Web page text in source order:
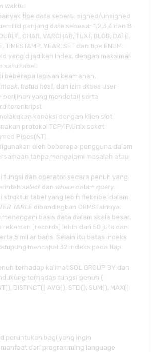
waktu.
tipe data seperti: signed/unsigned
panjang data sebesar 1,2,3,4 dan 8
CHAR, VARCHAR, TEXT, BLOB, DATE,
TIMESTAMP, YEAR, SET dan tipe ENUM.
yang dijadikan Index, dengan maksimal
satu tabel.
beberapa lapisan keamanan,
, nama host, dan izin akses user
perijinan yang mendetail serta
terenkripsi.
koneksi dengan klien slot
protokol TCP/IP,Unix soket
Pipes(NT).
oleh beberapa pengguna dalam
tanpa mengalami masalah atau
fungsi dan operator secara penuh yang
select dan where dalam query
struktur tabel yang lebih fleksibel dalam
TABLE dibandingkan DBMS lainnya.
menangani basis data dalam skala besar,
rekaman (records) lebih dari 50 juta dan
5 miliar baris. Selain itu batas indeks
mencapai 32 indeks pada tiap
terhadap kalimat SQL GROUP BY dan
terhadap fungsi penuh (
DISTINCT() AVG(), STD(), SUM(), MAX()
bagi yang ingin
dari programming language